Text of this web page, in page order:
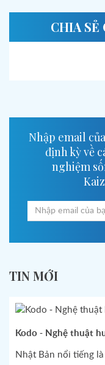
CHIA SẺ
Nhập email
định kỳ về
nghiệm
TIN MỚI
Kodo - Nghệ thuật
Nhật Bản nổi tiếng